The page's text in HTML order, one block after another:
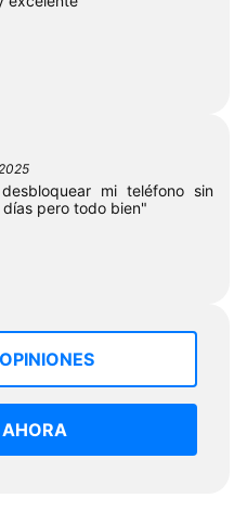
mi teléfono sin
pero todo bien"